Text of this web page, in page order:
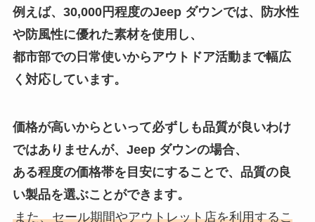
例えば、30,000円程度のJeep ダウンでは、防水性
や防風性に優れた素材を使用し、
都市部での日常使いからアウトドア活動まで幅広
く対応しています。
価格が高いからといって必ずしも品質が良いわけ
ではありませんが、Jeep ダウンの場合、
ある程度の価格帯を目安にすることで、品質の良
い製品を選ぶことができます。
また、セール期間やアウトレット店を利用するこ